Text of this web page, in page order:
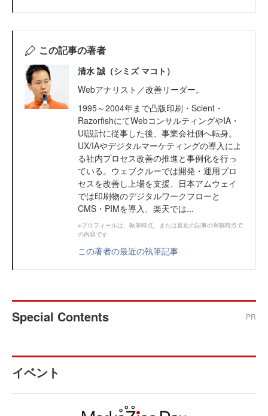
この記事の著者
清水 誠（シミズ マコト）
Webアナリスト／改善リーダー。
1995～2004年まで凸版印刷・Scient・
RazorfishにてWebコンサルティングやIA・
UI設計に従事した後、事業会社側へ転身。
UX/IAやデジタルマーケティングの導入によ
る社内プロセス改善の推進と事例化を行っ
ている。ウェブクルーでは開発・運用プロ
セスを改善し上場を支援、日本アムウェイ
では印刷物のデジタルワークフローと
CMS・PIMを導入、楽天では...
※プロフィールは、執筆時点、または直近の記事の寄稿時点で
の内容です
この著者の最近の執筆記事
Special Contents PR
イベント